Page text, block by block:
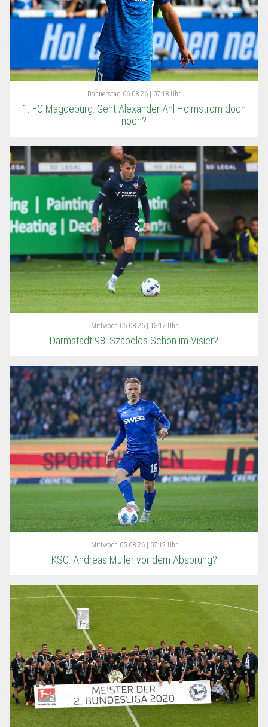
Donnerstag 06.08.26 | 07:18 Uhr
1. FC Magdeburg: Geht Alexander Ahl Holmström doch
noch?
Mittwoch 05.08.26 | 13:17 Uhr
Darmstadt 98: Szabolcs Schön im Visier?
Mittwoch 05.08.26 | 07:12 Uhr
KSC: Andreas Müller vor dem Absprung?